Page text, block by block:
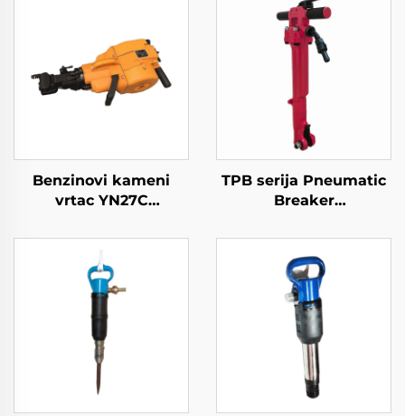
Benzinovi kameni
vrtac YN27C
kameni vrtac
przenošljiv jack
hammer
TPB serija Pneumatic
Breaker
Paving Breaker